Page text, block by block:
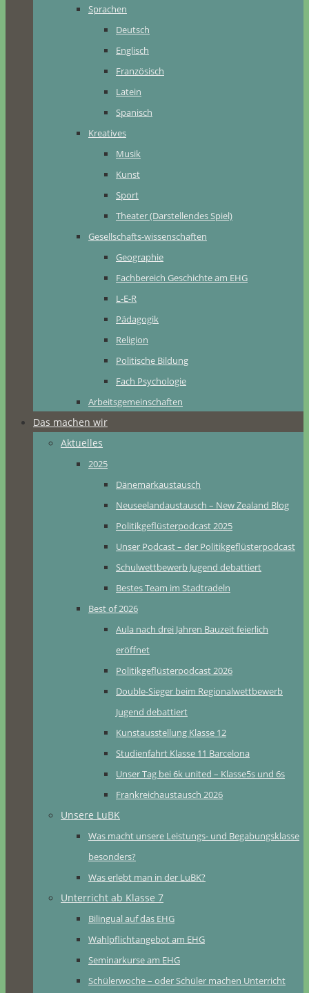
Sprachen
Deutsch
Englisch
Französisch
Latein
Spanisch
Kreatives
Musik
Kunst
Sport
Theater (Darstellendes Spiel)
Gesellschafts-wissenschaften
Geographie
Fachbereich Geschichte am EHG
L-E-R
Pädagogik
Religion
Politische Bildung
Fach Psychologie
Arbeitsgemeinschaften
Das machen wir
Aktuelles
2025
Dänemarkaustausch
Neuseelandaustausch – New Zealand Blog
Politikgeflüsterpodcast 2025
Unser Podcast – der Politikgeflüsterpodcast
Schulwettbewerb Jugend debattiert
Bestes Team im Stadtradeln
Best of 2026
Aula nach drei Jahren Bauzeit feierlich
eröffnet
Politikgeflüsterpodcast 2026
Double-Sieger beim Regionalwettbewerb
Jugend debattiert
Kunstausstellung Klasse 12
Studienfahrt Klasse 11 Barcelona
Unser Tag bei 6k united – Klasse5s und 6s
Frankreichaustausch 2026
Unsere LuBK
Was macht unsere Leistungs- und Begabungsklasse
besonders?
Was erlebt man in der LuBK?
Unterricht ab Klasse 7
Bilingual auf das EHG
Wahlpflichtangebot am EHG
Seminarkurse am EHG
Schülerwoche – oder Schüler machen Unterricht